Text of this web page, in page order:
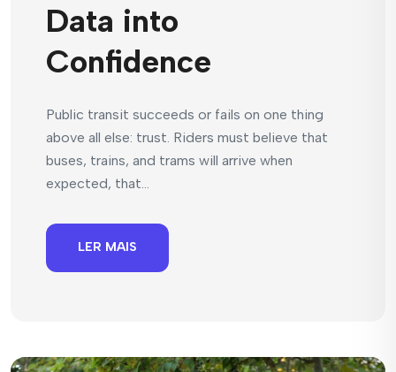
Data into
Confidence
Public transit succeeds or fails on one thing
above all else: trust. Riders must believe that
buses, trains, and trams will arrive when
expected, that...
LER MAIS